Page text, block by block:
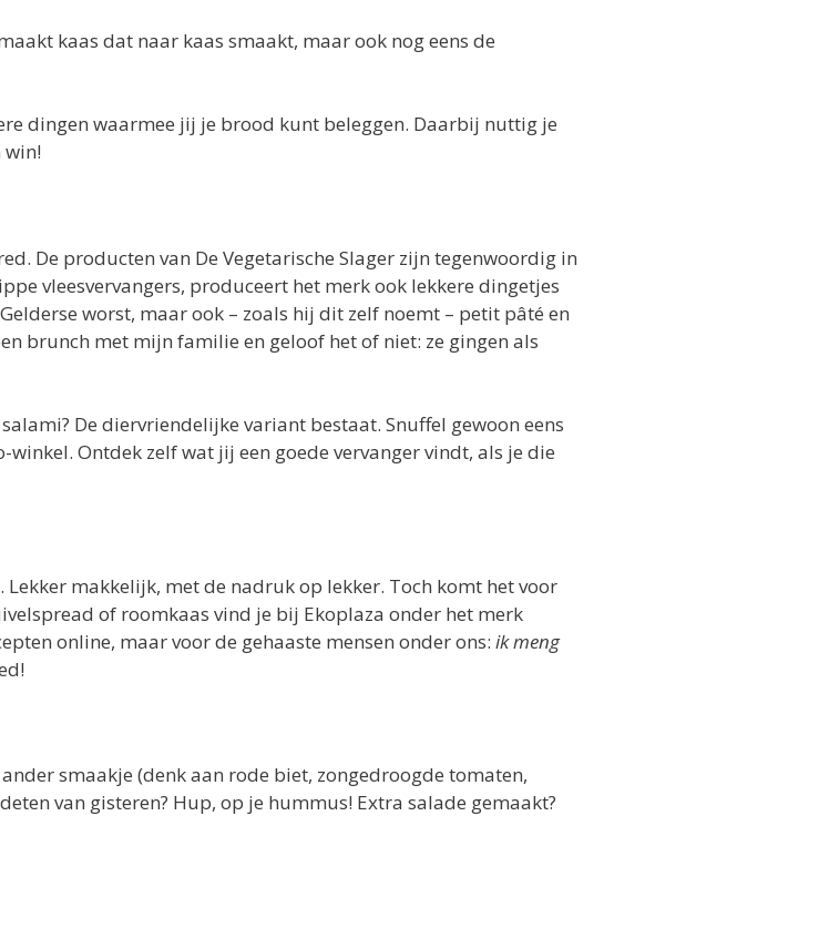
kaas dat naar kaas smaakt, maar ook nog eens de
dingen waarmee jij je brood kunt beleggen. Daarbij nuttig je
De producten van De Vegetarische Slager zijn tegenwoordig in
vleesvervangers, produceert het merk ook lekkere dingetjes
worst, maar ook – zoals hij dit zelf noemt – petit pâté en
brunch met mijn familie en geloof het of niet: ze gingen als
De diervriendelijke variant bestaat. Snuffel gewoon eens
Ontdek zelf wat jij een goede vervanger vindt, als je die
makkelijk, met de nadruk op lekker. Toch komt het voor
of roomkaas vind je bij Ekoplaza onder het merk
online, maar voor de gehaaste mensen onder ons: ik meng
smaakje (denk aan rode biet, zongedroogde tomaten,
van gisteren? Hup, op je hummus! Extra salade gemaakt?